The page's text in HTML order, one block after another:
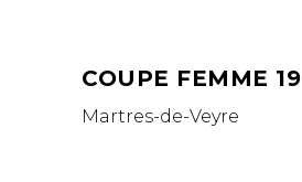
COUPE FEMME 19
Martres-de-Veyre